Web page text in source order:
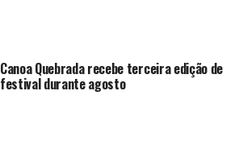
Canoa Quebrada recebe terceira edição de
festival durante agosto